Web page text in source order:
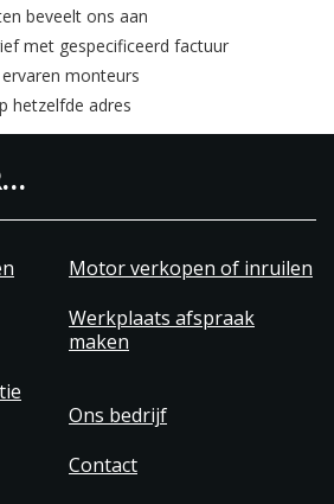
beveelt ons aan
met gespecificeerd factuur
monteurs
hetzelfde adres
Motor verkopen of inruilen
Werkplaats afspraak
maken
Ons bedrijf
Contact